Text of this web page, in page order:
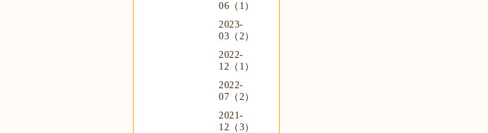
06（1）
2023-
03（2）
2022-
12（1）
2022-
07（2）
2021-
12（3）